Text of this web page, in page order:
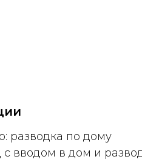
разводка по дому
с вводом в дом и